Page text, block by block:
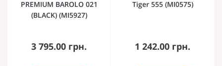
PREMIUM BAROLO 021
(BLACK) (MI5927)
3 795.00 грн.
Tiger 555 (MI0575)
1 242.00 грн.